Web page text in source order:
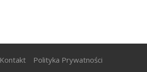
Kontakt Polityka Prywatności